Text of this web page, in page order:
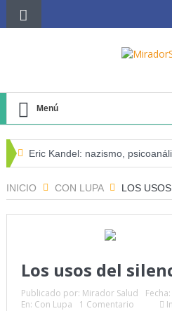
Menú
Eric Kandel: nazismo,
Estado de la Seguridad
numérico?
INICIO CON LUPA LOS
Los usos del
Publicado por: Mirador Salud Fecha:
En: Con Lupa 1 Comentario